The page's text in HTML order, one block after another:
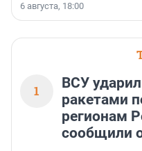
6 августа, 18:00
1
ВСУ
ракетами
регионам
сообщили